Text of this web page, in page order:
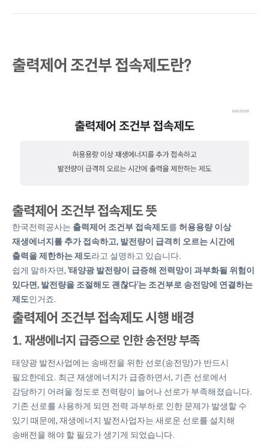
출력제어 조건부 접속제도란?
출력제어 조건부 접속제도 뜻
한국전력공사는 출력제어 조건부 접속제도를 허용용량 이상
재생에너지를 추가 접속하고, 발전량이 급격히 오르는 시간에
출력을 제한하는 제도라고 설명하고 있습니다.
쉽게 말하자면, '태양광 발전량이 급증해 전력망이 과부화될 위험이
있다면, 발전량을 조절해도 괜찮다'는 조건부로 송전망에 연결하는
제도인거죠.
출력제어 조건부 접속제도 시행 배경​
1. 재생에너지 급증으로 인한 송전망 부족
태양광 발전사업에는 송배전을 위한 선로(송전망)가 반드시
필요한데요. 최근 재생에너지가 급증하면서, 기존 선로에서
감당하기 어려울 정도로 전력량이 늘어나 선로가 부족해졌습니다.​
기존 선로를 사용하게 되면 전력 과부하로 인한 문제가 발생할 수
있기 때문에, 재생에너지 발전사업자는 새로운 선로를 설치해
송배전을 해야 할 필요가 생기게 되었습니다.